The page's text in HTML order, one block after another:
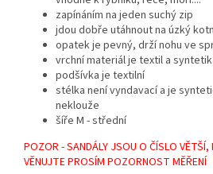
zapínáním na jeden suchý zip
jdou dobře utáhnout na úzký
opatek je pevný, drží nohu ve
vrchní materiál je textil a
podšívka je textilní
stélka není vyndavací a je
neklouže
šíře M - střední
POZOR - SANDÁLY JSOU O ČÍSLO
VĚNUJTE PROSÍM POZORNOST MĚŘENÍ